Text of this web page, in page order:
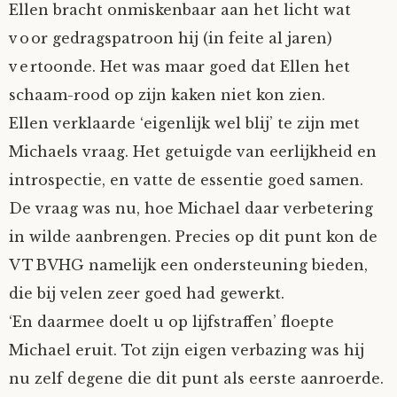
Ellen bracht onmiskenbaar aan het licht wat
voor gedragspatroon hij (in feite al jaren)
vertoonde. Het was maar goed dat Ellen het
schaam-rood op zijn kaken niet kon zien.
Ellen verklaarde ‘eigenlijk wel blij’ te zijn met
Michaels vraag. Het getuigde van eerlijkheid en
introspectie, en vatte de essentie goed samen.
De vraag was nu, hoe Michael daar verbetering
in wilde aanbrengen. Precies op dit punt kon de
VTBVHG namelijk een ondersteuning bieden,
die bij velen zeer goed had gewerkt.
‘En daarmee doelt u op lijfstraffen’ floepte
Michael eruit. Tot zijn eigen verbazing was hij
nu zelf degene die dit punt als eerste aanroerde.